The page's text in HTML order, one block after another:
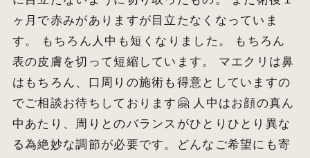
ヶ月で赤みがありますが目立たなくなっていま
す。 もちろん人中も短くなりました。 もちろん
表の皮膚を切って短縮しています。 マエクリは鼻
はもちろん、口周りの施術も得意としていますの
でご相談お待ちしております🤗 人中はお顔の真ん
中あたり、周りとのバランスがひとりひとり異な
る為絶妙な調節が必要です。どんなご希望にも寄